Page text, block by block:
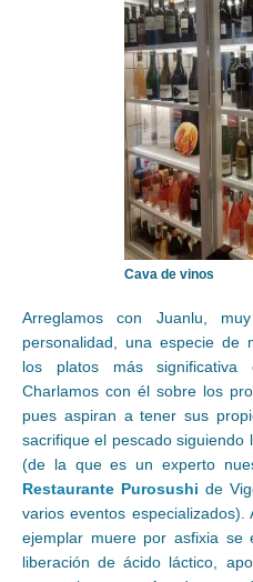
Cava de vinos
Arreglamos con Juanlu,
personalidad, una especie de
los platos más
Charlamos con él sobre los
pues aspiran a tener sus
sacrifique el pescado siguiendo
(de la que es un experto
Restaurante Purosushi de
varios eventos
ejemplar muere por asfixia se
liberación de ácido láctico,